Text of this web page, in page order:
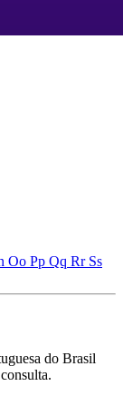
Oo Pp Qq Rr Ss
do Brasil